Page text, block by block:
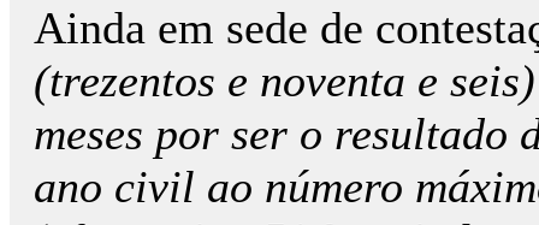
Ainda em sede de
(trezentos e noventa e
meses por ser o resultado
ano civil ao número